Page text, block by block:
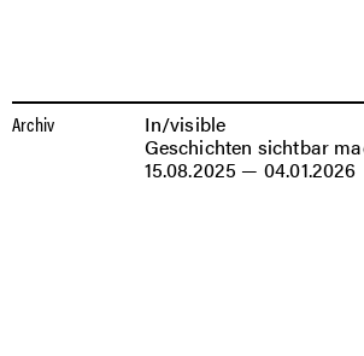
IN/VISIBLE
Archiv
In/visible
Geschichten sichtbar
15.08.2025 — 04.01.2026